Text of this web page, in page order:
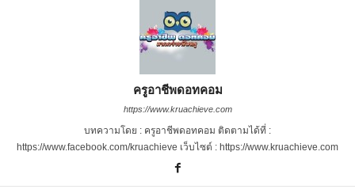
ครูอาชีพดอทคอม
https://www.kruachieve.com
บทความโดย : ครูอาชีพดอทคอม ติดตามได้ที่ :
https://www.facebook.com/kruachieve เว็บไซต์ : https://www.kruachieve.com